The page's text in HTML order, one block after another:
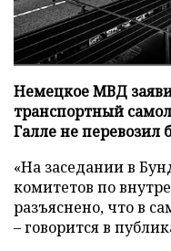
Немецкое МВД
транспортный
Галле не перевозил
«На заседании в
комитетов по
разъяснено, что в
– говорится в